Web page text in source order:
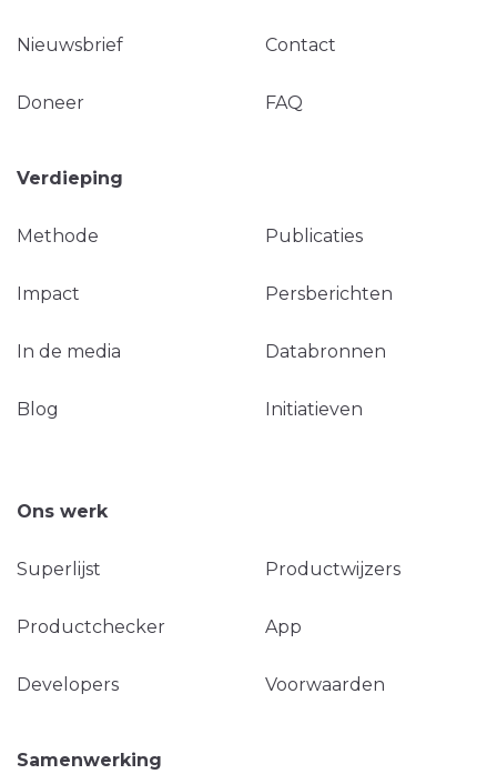
Nieuwsbrief Contact
Doneer FAQ
Verdieping
Methode Publicaties
Impact Persberichten
In de media Databronnen
Blog Initiatieven
Ons werk
Superlijst Productwijzers
Productchecker App
Developers Voorwaarden
Samenwerking